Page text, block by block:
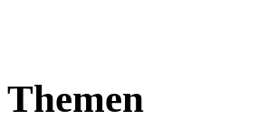
Themen